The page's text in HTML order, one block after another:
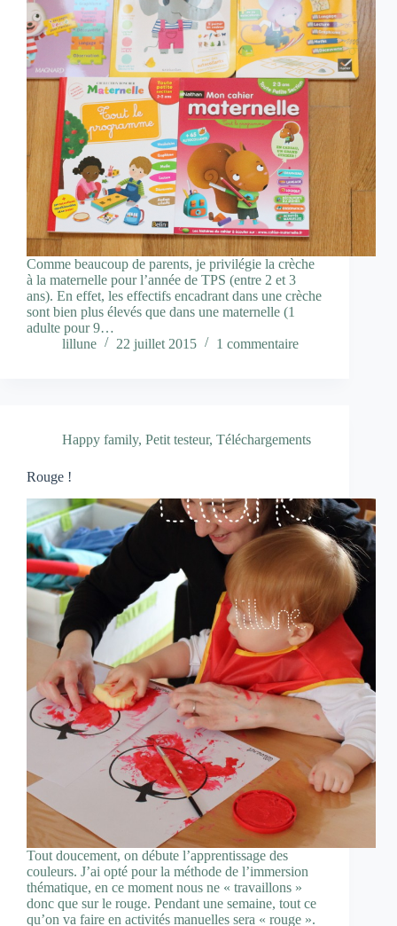
Comme beaucoup de parents, je privilégie la crèche
à la maternelle pour l’année de TPS (entre 2 et 3
ans). En effet, les effectifs encadrant dans une crèche
sont bien plus élevés que dans une maternelle (1
adulte pour 9…
lillune
22 juillet 2015 1 commentaire
Happy family, Petit testeur, Téléchargements
Rouge !
Tout doucement, on débute l’apprentissage des
couleurs. J’ai opté pour la méthode de l’immersion
thématique, en ce moment nous ne « travaillons »
donc que sur le rouge. Pendant une semaine, tout ce
qu’on va faire en activités manuelles sera « rouge ».